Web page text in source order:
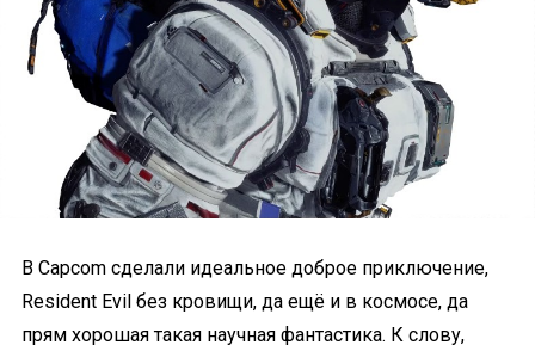
В Capcom сделали идеальное доброе приключение,
Resident Evil без кровищи, да ещё и в космосе, да
прям хорошая такая научная фантастика. К слову,